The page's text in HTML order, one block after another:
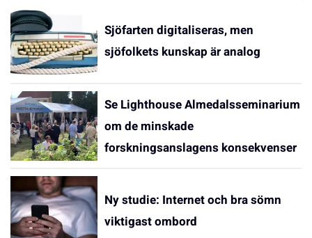
Sjöfarten digitaliseras, men
sjöfolkets kunskap är analog
Se Lighthouse Almedalsseminarium
om de minskade
forskningsanslagens konsekvenser
Ny studie: Internet och bra sömn
viktigast ombord